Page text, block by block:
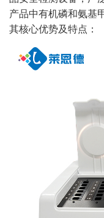
产品中有机磷和氨基
其核心优势及特点：